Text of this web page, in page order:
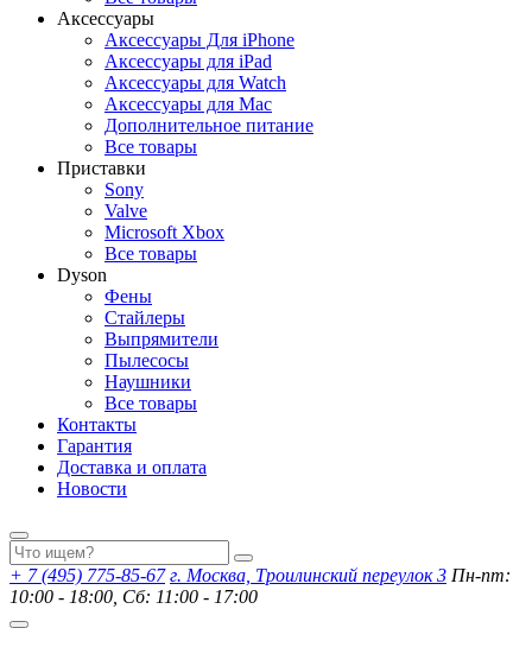
Аксессуары
Аксессуары Для iPhone
Аксессуары для iPad
Аксессуары для Watch
Аксессуары для Mac
Дополнительное питание
Все товары
Приставки
Sony
Valve
Microsoft Xbox
Все товары
Dyson
Фены
Стайлеры
Выпрямители
Пылесосы
Наушники
Все товары
Контакты
Гарантия
Доставка и оплата
Новости
+ 7 (495) 775-85-67 г. Москва, Троилинский переулок 3 Пн-пт:
10:00 - 18:00, Сб: 11:00 - 17:00